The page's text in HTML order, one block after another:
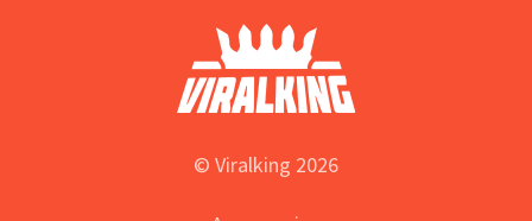
© Viralking 2026